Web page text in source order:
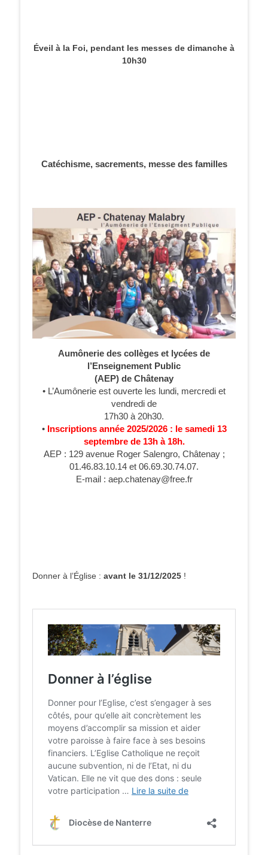
Éveil à la Foi, pendant les messes de dimanche à
10h30
Catéchisme, sacrements, messe des familles
Aumônerie des collèges et lycées de
l’Enseignement Public
(AEP) de Châtenay
• L’Aumônerie est ouverte les lundi, mercredi et
vendredi de
17h30 à 20h30.
• Inscriptions année 2025/2026 : le samedi 13
septembre de 13h à 18h.
AEP : 129 avenue Roger Salengro, Châtenay ;
01.46.83.10.14 et 06.69.30.74.07.
E-mail : aep.chatenay@free.fr
Donner à l’Église : avant le 31/12/2025 !